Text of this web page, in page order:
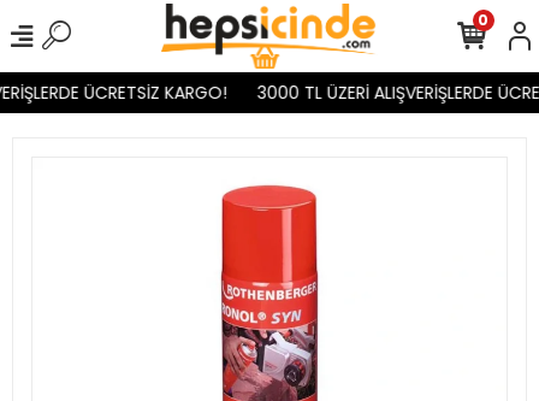
ÜCRETSİZ KARGO! 3000 TL ÜZERİ ALIŞVERİŞLERDE
0